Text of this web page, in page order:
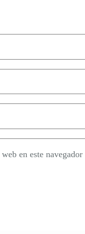
en este